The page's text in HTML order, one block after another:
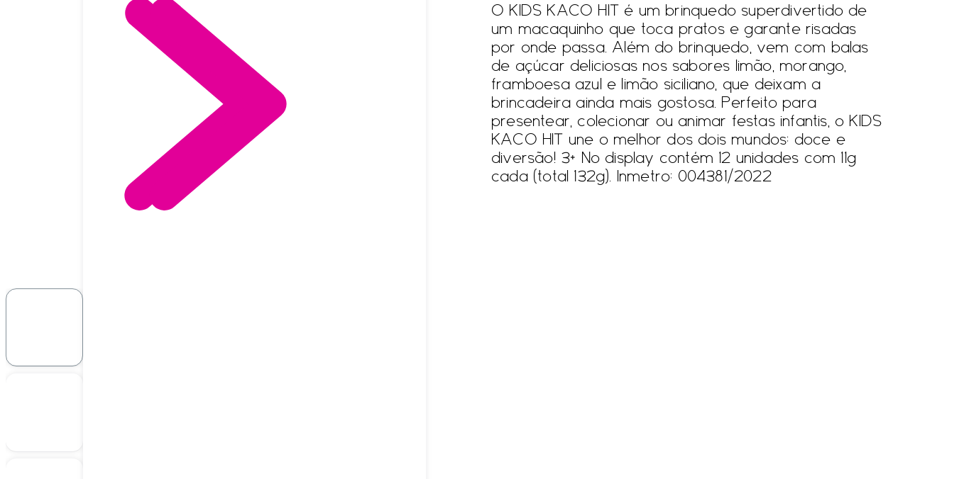
O KIDS KACO HIT é um brinquedo superdivertido de
um macaquinho que toca pratos e garante risadas
por onde passa. Além do brinquedo, vem com balas
de açúcar deliciosas nos sabores limão, morango,
framboesa azul e limão siciliano, que deixam a
brincadeira ainda mais gostosa. Perfeito para
presentear, colecionar ou animar festas infantis, o KIDS
KACO HIT une o melhor dos dois mundos: doce e
diversão! 3+ No display contém 12 unidades com 11g
cada (total 132g). Inmetro: 004381/2022